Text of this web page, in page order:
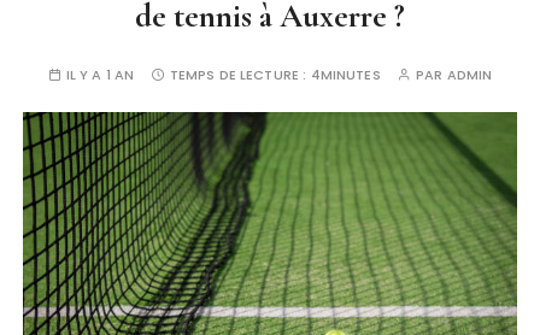
de tennis à Auxerre ?
IL Y A 1 AN TEMPS DE LECTURE : 4MINUTES PAR ADMIN